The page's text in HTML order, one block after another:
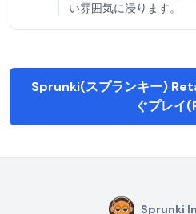
い雰囲気に浸ります。
Sprunki(スプランキー)
ぐプレイ
Sprunki